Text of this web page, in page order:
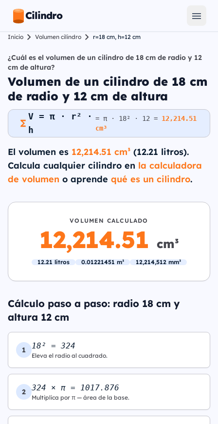
Cilindro
Inicio Volumen cilindro r=18 cm, h=12 cm
¿Cuál es el volumen de un cilindro de 18 cm de radio y 12
cm de altura?
Volumen de un cilindro de 18 cm
de radio y 12 cm de altura
V = π · r² ·
h
= π · 18² · 12 = 12,214.51
cm³
El volumen es 12,214.51 cm³ (12.21 litros).
Calcula cualquier cilindro en la calculadora
de volumen o aprende qué es un cilindro.
VOLUMEN CALCULADO
12,214.51 cm³
12.21 litros 0.01221451 m³ 12,214,512 mm³
Cálculo paso a paso: radio 18 cm y
altura 12 cm
1 18² = 324
Eleva el radio al cuadrado.
2 324 × π = 1017.876
Multiplica por π — área de la base.